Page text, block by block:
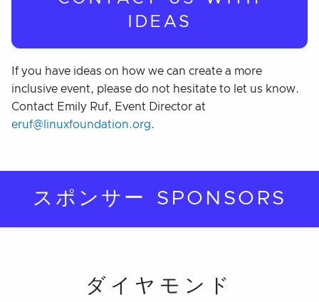
IDEAS
If you have ideas on how we can create a more
inclusive event, please do not hesitate to let us know.
Contact Emily Ruf, Event Director at
eruf@linuxfoundation.org.
スポンサー SPONSORS
ダイヤモンド